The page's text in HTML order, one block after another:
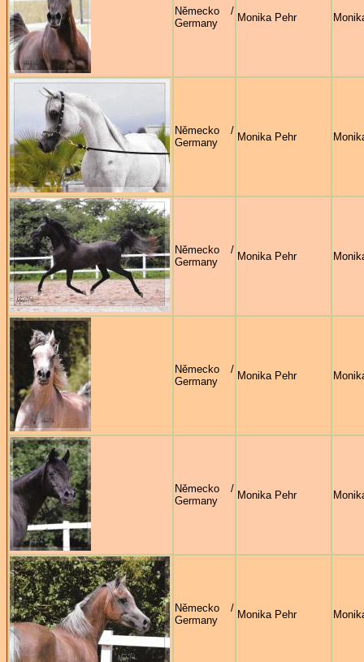
Německo /
Germany
Monika Pehr
Německo /
Germany
Monika Pehr
Německo /
Germany
Monika Pehr
Německo /
Germany
Monika Pehr
Německo /
Germany
Monika Pehr
Německo /
Germany
Monika Pehr